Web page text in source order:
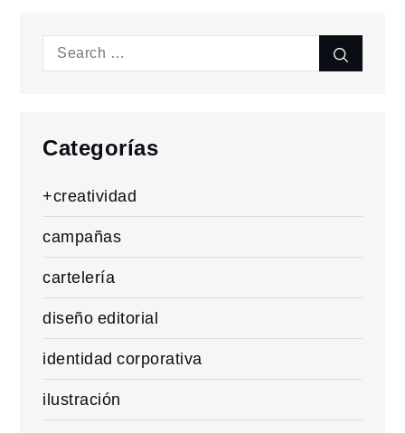
Search
Categorías
+creatividad
campañas
cartelería
diseño editorial
identidad corporativa
ilustración